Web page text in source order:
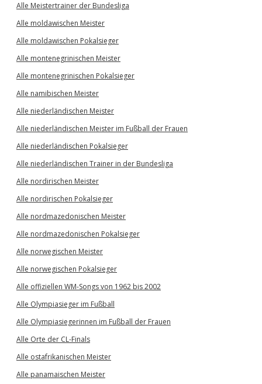
Alle Meistertrainer der Bundesliga
Alle moldawischen Meister
Alle moldawischen Pokalsieger
Alle montenegrinischen Meister
Alle montenegrinischen Pokalsieger
Alle namibischen Meister
Alle niederländischen Meister
Alle niederländischen Meister im Fußball der Frauen
Alle niederländischen Pokalsieger
Alle niederländischen Trainer in der Bundesliga
Alle nordirischen Meister
Alle nordirischen Pokalsieger
Alle nordmazedonischen Meister
Alle nordmazedonischen Pokalsieger
Alle norwegischen Meister
Alle norwegischen Pokalsieger
Alle offiziellen WM-Songs von 1962 bis 2002
Alle Olympiasieger im Fußball
Alle Olympiasiegerinnen im Fußball der Frauen
Alle Orte der CL-Finals
Alle ostafrikanischen Meister
Alle panamaischen Meister